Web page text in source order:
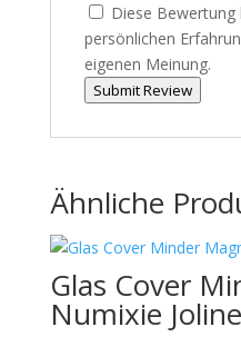
Diese
persönlichen
eigenen Meinung.
Submit Review
Ähnliche
Glas Cover
Numixie